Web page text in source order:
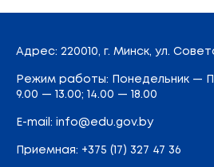
Адрес: 220010, г. Минск, ул.
Режим работы: Понедельник —
9.00 — 13.00; 14.00 — 18.00
E-mail: info@edu.gov.by
Приемная: +375 (17) 327 47 36